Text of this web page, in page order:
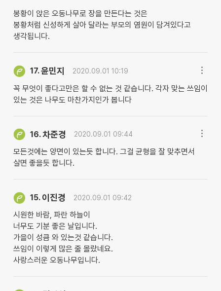
봉황이 앉은 오동나무로 장을 만든다는 것은
봉황처럼 신성하게 살아 달라는 부모의 염원이 담겨있다고
생각됩니다.
17.윤민지 2020.09.01 10:19
꼭 무엇이 좋다고만은 할 수 없는 것 같습니다. 각자 맞는 쓰임이
있는 것은 나무도 마찬가지인가 봅니다
16.차준경 2020.09.01 09:44
모든것에는 양면이 있는듯 합니다. 그걸 균형을 잘 맞추면서
살면 좋을듯 합니다.
15. 이진경 2020.09.01 09:42
시원한 바람, 파란 하늘이
너무도 기분 좋은 날입니다.
가을이 성큼 와 있는것 같습니다.
쓰임이 이렇게 많은 줄 몰랐네요.
사랑스러운 오동나무입니다.